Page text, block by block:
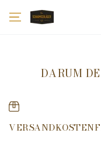
SPRINGEN
DARUM